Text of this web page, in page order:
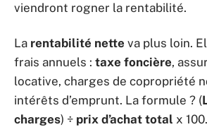
viendront rogner la rentabilité.
La rentabilité nette va plus loin.
frais annuels : taxe foncière,
locative, charges de copropriété
intérêts d’emprunt. La formule ? (
charges) ÷ prix d’achat total x